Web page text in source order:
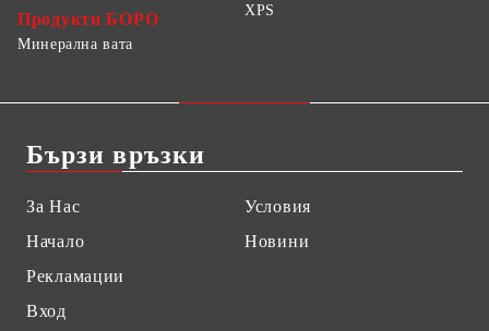
Продукти БОРО
XPS
Минерална вата
Бързи връзки
За Нас
Начало
Рекламации
Вход
Условия
Новини